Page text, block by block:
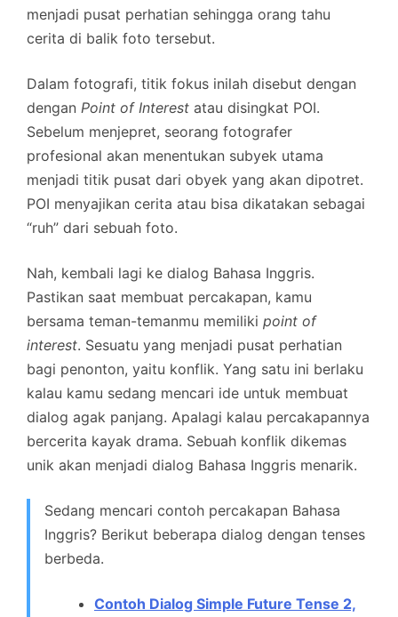
menjadi pusat perhatian sehingga orang tahu
cerita di balik foto tersebut.
Dalam fotografi, titik fokus inilah disebut dengan
dengan Point of Interest atau disingkat POI.
Sebelum menjepret, seorang fotografer
profesional akan menentukan subyek utama
menjadi titik pusat dari obyek yang akan dipotret.
POI menyajikan cerita atau bisa dikatakan sebagai
“ruh” dari sebuah foto.
Nah, kembali lagi ke dialog Bahasa Inggris.
Pastikan saat membuat percakapan, kamu
bersama teman-temanmu memiliki point of
interest. Sesuatu yang menjadi pusat perhatian
bagi penonton, yaitu konflik. Yang satu ini berlaku
kalau kamu sedang mencari ide untuk membuat
dialog agak panjang. Apalagi kalau percakapannya
bercerita kayak drama. Sebuah konflik dikemas
unik akan menjadi dialog Bahasa Inggris menarik.
Sedang mencari contoh percakapan Bahasa
Inggris? Berikut beberapa dialog dengan tenses
berbeda.
Contoh Dialog Simple Future Tense 2,